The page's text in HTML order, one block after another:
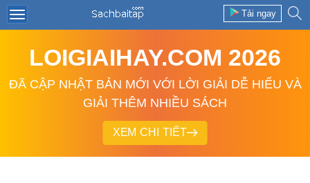
Tải ngay
LOIGIAIHAY.COM 2026
ĐÃ CẬP NHẬT BẢN MỚI VỚI LỜI GIẢI DỄ HIỂU VÀ
GIẢI THÊM NHIỀU SÁCH
XEM CHI TIẾT